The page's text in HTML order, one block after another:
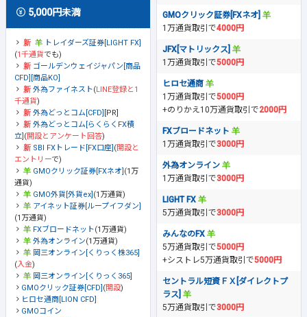
5,000円未満
トレイダーズ証券[LIGHT FX]
(1千通貨でも)
ゴールデンウェイジャパン[商品
CFD][商品KO]
外為ファイネスト(LINE登録と1
千通貨)
外為どっとコム[CFD] [PR]
外為どっとコム[らくらくFX積
立] (開設とアンケート回答)
SBI FXトレード[FX口座] (開設と
エントリーで)
GMOクリック証券[FXネオ] (1万
通貨)
GMO外貨[外貨ex] (1万通貨)
アイネット証券[ループイフダン]
(1万通貨)
FXブロードネット(1万通貨)
外為オンライン(1万通貨)
岡三オンライン[くりっく株365]
(入金)
岡三オンライン[くりっく365]
GMOクリック証券[CFD] (開設)
ヒロセ通商[LION CFD]
GMOコイン
GMOクリック証券[FXネオ]
1万通貨取引で4000円
JFX[マトリックス]
1万通貨取引で5000円
ヒロセ通商
1万通貨取引で5000円
+のりかえ10万通貨取引で2000円
FXブロードネット
1万通貨取引で3000円
外為オンライン
1万通貨取引で3000円
LIGHT FX
5万通貨取引で3000円
みんなのFX
5万通貨取引で5000円
+シストレ5万通貨取引で5000円
セントラル短資ＦＸ[ダイレクトプ
ラス]
5万通貨取引で3000円